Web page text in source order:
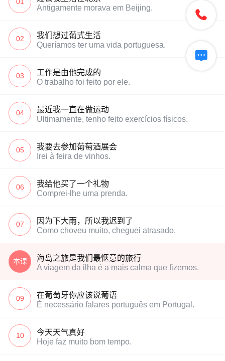
Antigamente morava em Beijing.
02
我们想过葡式生活
Queríamos ter uma vida portuguesa.
03
工作是由他完成的
O trabalho foi feito por ele.
04
最近我一直在做运动
Ultimamente, tenho feito exercícios físicos.
05
我要去参加葡萄酒展会
Irei à feira de vinhos.
06
我给他买了一个礼物
Comprei-lhe uma prenda.
07
因为下大雨，所以我迟到了
Como choveu muito, cheguei atrasado.
本课
海岛之旅是我们最惬意的旅行
A viagem da ilha é a mais calma que fizemos.
09
在葡萄牙你应该说葡语
É necessário falares português em Portugal.
10
今天天气真好
Hoje faz muito bom tempo.

